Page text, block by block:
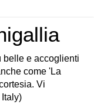
belle e accoglienti
come 'La
Vi